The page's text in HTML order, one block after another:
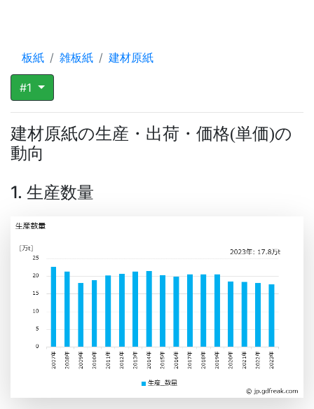
板紙 雑板紙 建材原紙
#1
建材原紙の生産・出荷・価格(単価)の
動向
1. 生産数量